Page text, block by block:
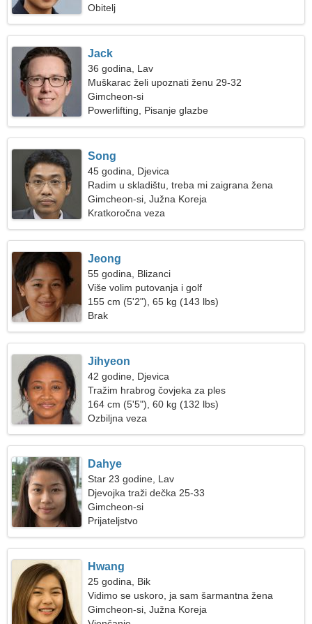
Obitelj
Jack
36 godina, Lav
Muškarac želi upoznati ženu 29-32
Gimcheon-si
Powerlifting, Pisanje glazbe
Song
45 godina, Djevica
Radim u skladištu, treba mi zaigrana žena
Gimcheon-si, Južna Koreja
Kratkoročna veza
Jeong
55 godina, Blizanci
Više volim putovanja i golf
155 cm (5'2"), 65 kg (143 lbs)
Brak
Jihyeon
42 godine, Djevica
Tražim hrabrog čovjeka za ples
164 cm (5'5"), 60 kg (132 lbs)
Ozbiljna veza
Dahye
Star 23 godine, Lav
Djevojka traži dečka 25-33
Gimcheon-si
Prijateljstvo
Hwang
25 godina, Bik
Vidimo se uskoro, ja sam šarmantna žena
Gimcheon-si, Južna Koreja